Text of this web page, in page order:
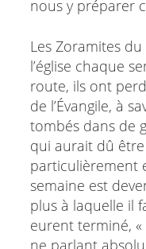
nous y préparer
Les Zoramites
l’église chaque
route, ils ont
de l’Évangile, à
tombés dans de
qui aurait dû
particulièrement
semaine est
plus à laquelle il
eurent terminé,
ne parlant